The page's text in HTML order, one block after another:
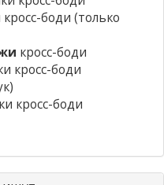
боди (только
кросс-боди
кросс-боди
кросс-боди